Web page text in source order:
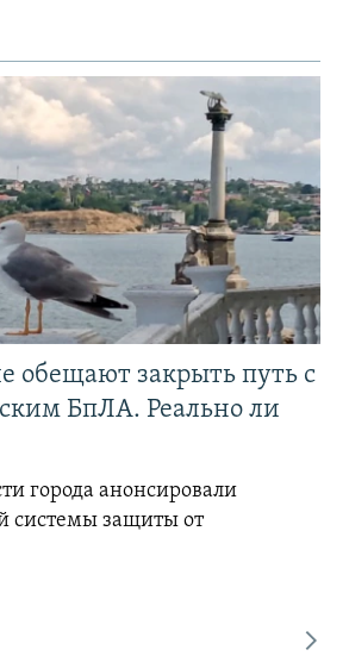
обещают закрыть путь с
БпЛА. Реально ли
города анонсировали
системы защиты от